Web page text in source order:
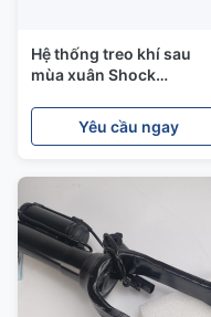
Hệ thống treo khí sau
mùa xuân Shock
Series F02 37126796929
37126791676
Yêu cầu ngay